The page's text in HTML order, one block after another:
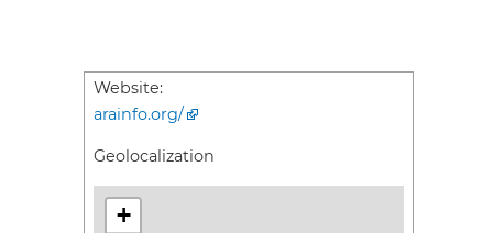
Website:
arainfo.org/
Geolocalization
+